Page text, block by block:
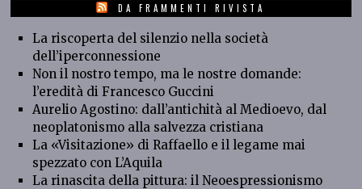
DA FRAMMENTI RIVISTA
La riscoperta del silenzio nella società
dell’iperconnessione
Non il nostro tempo, ma le nostre domande:
l’eredità di Francesco Guccini
Aurelio Agostino: dall’antichità al Medioevo, dal
neoplatonismo alla salvezza cristiana
La «Visitazione» di Raffaello e il legame mai
spezzato con L’Aquila
La rinascita della pittura: il Neoespressionismo